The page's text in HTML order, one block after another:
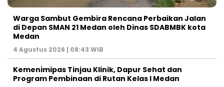
Warga Sambut Gembira Rencana Perbaikan Jalan
di Depan SMAN 21 Medan oleh Dinas SDABMBK kota
Medan
4 Agustus 2026 | 08:43 WIB
Kemenimipas Tinjau Klinik, Dapur Sehat dan
Program Pembinaan di Rutan Kelas I Medan